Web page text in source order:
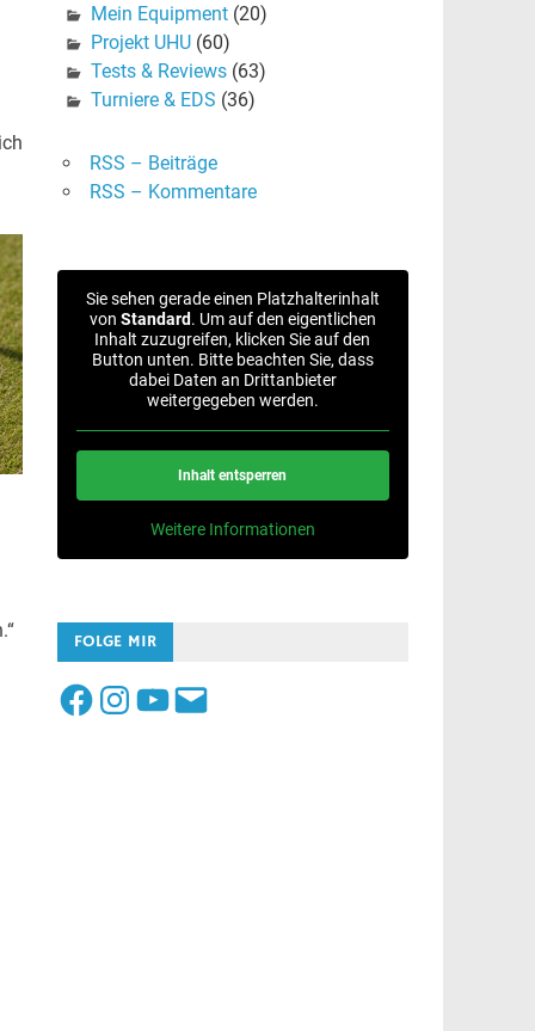
Mein Equipment(20)
Projekt UHU(60)
Tests & Reviews(63)
Turniere & EDS (36)
RSS – Beiträge
RSS – Kommentare
Sie sehen gerade einen Platzhalterinhalt
von Standard. Um auf den eigentlichen
Inhalt zuzugreifen, klicken Sie auf den
Button unten. Bitte beachten Sie, dass
dabei Daten an Drittanbieter
weitergegeben werden.
Inhalt entsperren
Weitere Informationen
FOLGE MIR
FacebookInstagram
YouTube
E-
Mail